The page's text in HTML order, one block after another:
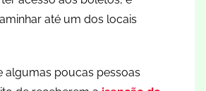
até um dos locais
algumas poucas pessoas